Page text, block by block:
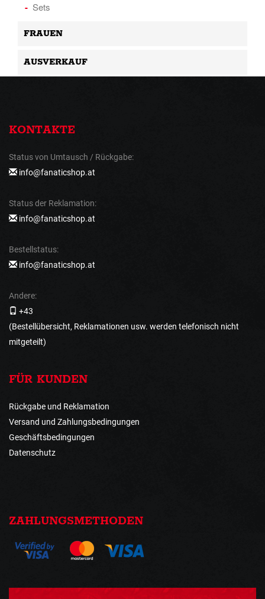
Sets
FRAUEN
AUSVERKAUF
KONTAKTE
Status von Umtausch / Rückgabe:
info@fanaticshop.at
Status der Reklamation:
info@fanaticshop.at
Bestellstatus:
info@fanaticshop.at
Andere:
+43
(Bestellübersicht, Reklamationen usw. werden telefonisch nicht
mitgeteilt)
FÜR KUNDEN
Rückgabe und Reklamation
Versand und Zahlungsbedingungen
Geschäftsbedingungen
Datenschutz
ZAHLUNGSMETHODEN